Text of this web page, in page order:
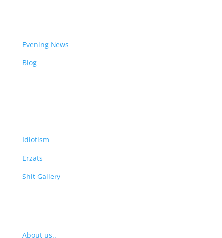
Evening News
Blog
Idiotism
Erzats
Shit Gallery
About us..